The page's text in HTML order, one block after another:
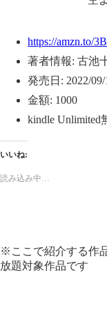
https://amzn.to/
著者情報: 古池
発売日: 2022/
金額: 1000
kindle Unlimited
いいね:
読み込み中…
※ここで紹介する作
放題対象作品です